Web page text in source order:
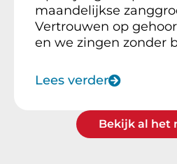
maandelijkse
Vertrouwen op
en we zingen zonder
Lees verder
Bekijk al het